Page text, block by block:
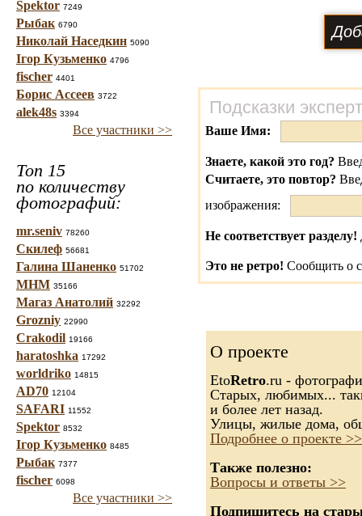
Spektor 7249
Рыбак 6790
Николай Наседкин 5090
Ігор Кузьменко 4796
fischer 4401
Борис Ассеев 3722
alek48s 3394
Все участники >>
Топ 15
по количеству
фотографий:
mr.seniv 78260
Скилеф 56681
Галина Шаненко 51702
МНМ 35166
Магаз Анатолий 32292
Grozniy 22990
Crakodil 19166
haratoshka 17292
worldriko 14815
AD70 12104
SAFARI 11552
Spektor 8532
Ігор Кузьменко 8485
Рыбак 7377
fischer 6098
Все участники >>
Подсказки
Ваше Имя:
Знаете, какой это год?
Считаете, это повтор?
изображения:
Не соответствует разделу!
Это не ретро! Сообщить о
О проекте
EtoRetro.ru -
Старых, любимых...
и более лет назад.
Улицы, жилые дома,
Подробнее о проекте >>
Также полезно:
Вопросы и ответы >>
Подпишитесь на